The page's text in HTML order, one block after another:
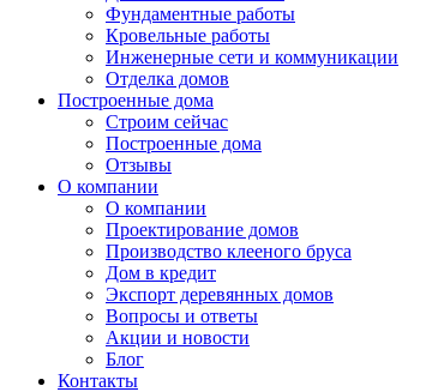
Фундаментные работы
Кровельные работы
Инженерные сети и коммуникации
Отделка домов
Построенные дома
Строим сейчас
Построенные дома
Отзывы
О компании
О компании
Проектирование домов
Производство клееного бруса
Дом в кредит
Экспорт деревянных домов
Вопросы и ответы
Акции и новости
Блог
Контакты